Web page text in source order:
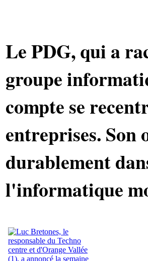
Le PDG, qui a
groupe
compte se
entreprises.
durablement
l'informatique